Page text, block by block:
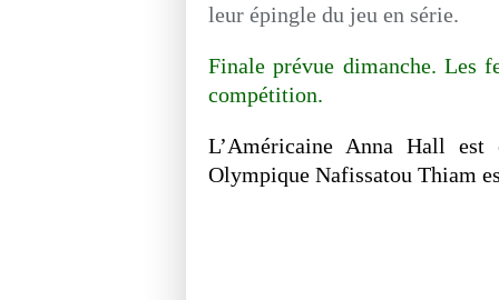
leur épingle du jeu en série.
Finale prévue dimanche. Les
compétition.
L’Américaine Anna Hall est
Olympique Nafissatou Thiam